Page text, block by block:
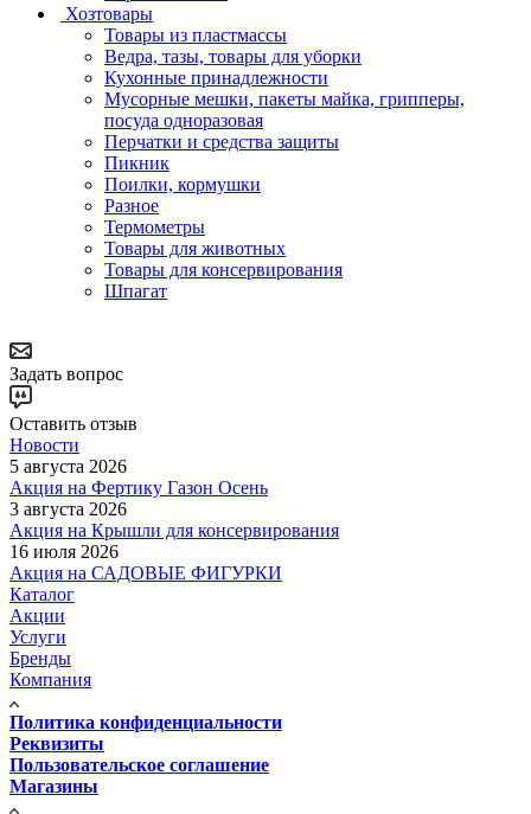
Хозтовары
Товары из пластмассы
Ведра, тазы, товары для уборки
Кухонные принадлежности
Мусорные мешки, пакеты майка, грипперы,
посуда одноразовая
Перчатки и средства защиты
Пикник
Поилки, кормушки
Разное
Термометры
Товары для животных
Товары для консервирования
Шпагат
Задать вопрос
Оставить отзыв
Новости
5 августа 2026
Акция на Фертику Газон Осень
3 августа 2026
Акция на Крышли для консервирования
16 июля 2026
Акция на САДОВЫЕ ФИГУРКИ
Каталог
Акции
Услуги
Бренды
Компания
Политика конфиденциальности
Реквизиты
Пользовательское соглашение
Магазины